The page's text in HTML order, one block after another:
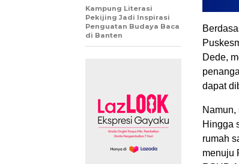
Dede,
dapat
Hingga
rumah
menuju
Kampung Literasi
Pekijing Jadi Inspirasi
Penguatan Budaya Baca
di Banten